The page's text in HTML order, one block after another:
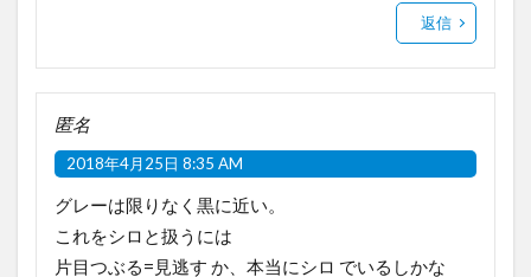
返信
匿名
2018年4月25日 8:35 AM
グレーは限りなく黒に近い。
これをシロと扱うには
片目つぶる=見逃す か、本当にシロ でいるしかな